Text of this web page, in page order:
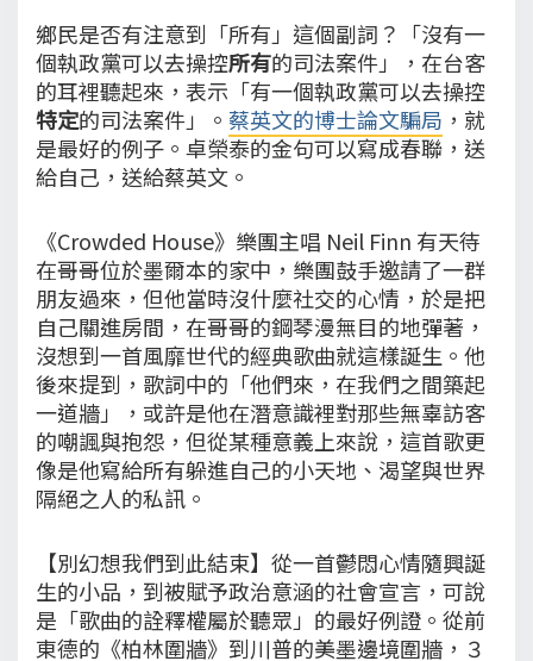
鄉民是否有注意到「所有」這個副詞？「沒有一
個執政黨可以去操控所有的司法案件」，在台客
的耳裡聽起來，表示「有一個執政黨可以去操控
特定的司法案件」。 蔡英文的博士論文騙局 ，就
是最好的例子。卓榮泰的金句可以寫成春聯，送
給自己，送給蔡英文。
《Crowded House》樂團主唱 Neil Finn 有天待
在哥哥位於墨爾本的家中，樂團鼓手邀請了一群
朋友過來，但他當時沒什麼社交的心情，於是把
自己關進房間，在哥哥的鋼琴漫無目的地彈著，
沒想到一首風靡世代的經典歌曲就這樣誕生。他
後來提到，歌詞中的「他們來，在我們之間築起
一道牆」，或許是他在潛意識裡對那些無辜訪客
的嘲諷與抱怨，但從某種意義上來說，這首歌更
像是他寫給所有躲進自己的小天地、渴望與世界
隔絕之人的私訊。
【別幻想我們到此結束】從一首鬱悶心情隨興誕
生的小品，到被賦予政治意涵的社會宣言，可說
是「歌曲的詮釋權屬於聽眾」的最好例證。從前
東德的《柏林圍牆》到川普的美墨邊境圍牆，３